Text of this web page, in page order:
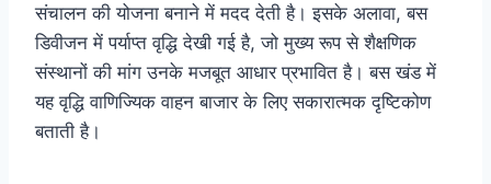
संचालन की योजना बनाने में मदद देती है। इसके अलावा, बस
डिवीजन में पर्याप्त वृद्धि देखी गई है, जो मुख्य रूप से शैक्षणिक
संस्थानों की मांग उनके मजबूत आधार प्रभावित है। बस खंड में
यह वृद्धि वाणिज्यिक वाहन बाजार के लिए सकारात्मक दृष्टिकोण
बताती है।